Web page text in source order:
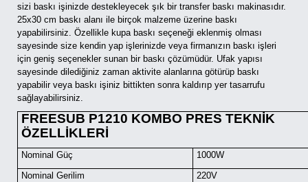
sizi baskı işinizde destekleyecek şık bir transfer baskı makinasıdır.
25x30 cm baskı alanı ile birçok malzeme üzerine baskı
yapabilirsiniz. Özellikle kupa baskı seçeneği eklenmiş olması
sayesinde size kendin yap işlerinizde veya firmanızın baskı işleri
için geniş seçenekler sunan bir baskı çözümüdür. Ufak yapısı
sayesinde dilediğiniz zaman aktivite alanlarına götürüp baskı
yapabilir veya baskı işiniz bittikten sonra kaldırıp yer tasarrufu
sağlayabilirsiniz.
FREESUB P1210 KOMBO PRES TEKNİK
ÖZELLİKLERİ
Nominal Güç
1000W
Nominal Gerilim
220V